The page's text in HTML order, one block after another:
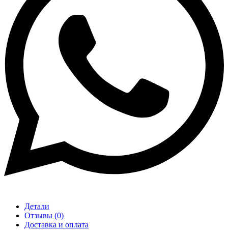
Детали
Отзывы (0)
Доставка и оплата